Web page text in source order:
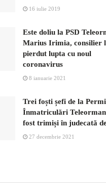
16 iulie 2019
Este doliu la PSD
Marius Irimia, consilier
pierdut lupta cu noul
coronavirus
8 ianuarie 2021
Trei foști șefi de la
Înmatriculări
fost trimiși în judecată
27 decembrie 2021